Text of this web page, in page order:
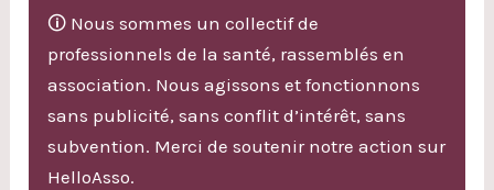
🛈 Nous sommes un collectif de
professionnels de la santé, rassemblés en
association. Nous agissons et fonctionnons
sans publicité, sans conflit d’intérêt, sans
subvention. Merci de soutenir notre action sur
HelloAsso.